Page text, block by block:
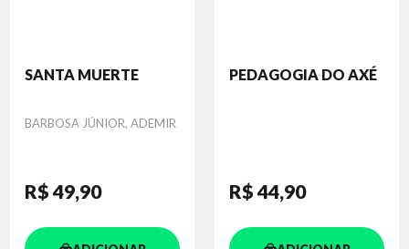
SANTA MUERTE
Autor
BARBOSA JÚNIOR, ADEMIR
R$ 49,90
PEDAGOGIA DO AXÉ
R$ 44,90